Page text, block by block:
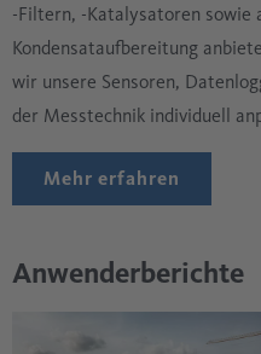
-Filtern, -Katalysatoren sowie
Kondensataufbereitung
wir unsere Sensoren,
der Messtechnik individuell
Mehr erfahren
Anwenderberichte